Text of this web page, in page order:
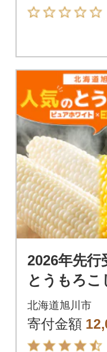
ロコシ ゴールド
新鮮 野菜 夏 甘
2026年先行
とうもろこ
ットピュア
本×ゴール
5本_03648
北海道旭川市
寄付金額